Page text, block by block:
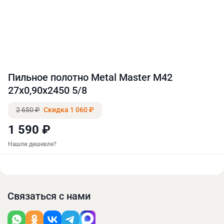
Пильное полотно Metal Master M42
27x0,90x2450 5/8
2 650 ₽ Скидка 1 060 ₽
1 590 ₽
Нашли дешевле?
Связаться с нами